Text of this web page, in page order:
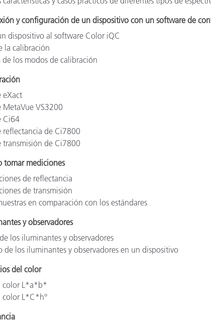
y configuración de un dispositivo con un software de
dispositivo al software Color iQC
la calibración
los modos de calibración
eXact
VS3200
Ci64
reflectancia de Ci7800
transmisión de Ci7800
tomar mediciones
de reflectancia
de transmisión
en comparación con los estándares
y observadores
los iluminantes y observadores
de los iluminantes y observadores en un dispositivo
del color
color L*a*b*
color L*C*h°